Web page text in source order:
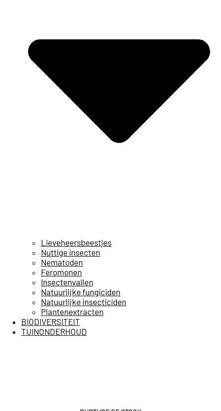
Lieveheersbeestjes
Nuttige insecten
Nematoden
Feromonen
Insectenvallen
Natuurlijke fungiciden
Natuurlijke insecticiden
Plantenextracten
BIODIVERSITEIT
TUINONDERHOUD